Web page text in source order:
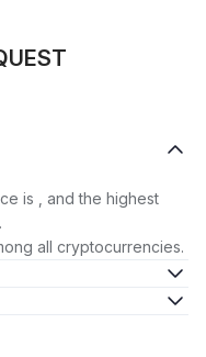
is , and the highest
all cryptocurrencies.